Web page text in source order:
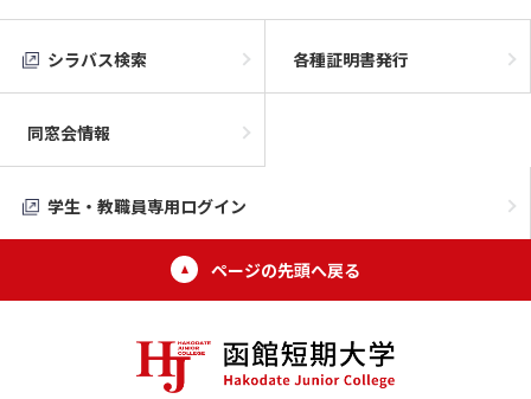
シラバス検索 各種証明書発行
同窓会情報
学生・教職員専用ログイン
ページの先頭へ戻る